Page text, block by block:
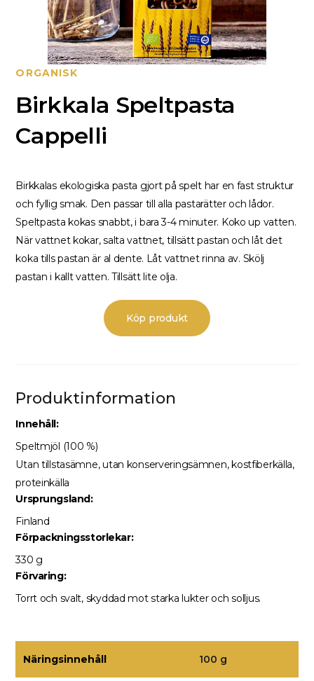
ORGANISK
Birkkala Speltpasta
Cappelli
Birkkalas ekologiska pasta gjort på spelt har en fast struktur
och fyllig smak. Den passar till alla pastarätter och lådor.
Speltpasta kokas snabbt, i bara 3-4 minuter. Koko up vatten.
När vattnet kokar, salta vattnet, tillsätt pastan och låt det
koka tills pastan är al dente. Låt vattnet rinna av. Skölj
pastan i kallt vatten. Tillsätt lite olja.
Köp produkt
Produktinformation
Innehåll:
Speltmjöl (100 %)
Utan tillstasämne, utan konserveringsämnen, kostfiberkälla,
proteinkälla
Ursprungsland:
Finland
Förpackningsstorlekar:
330 g
Förvaring:
Torrt och svalt, skyddad mot starka lukter och solljus.
Näringsinnehåll 100 g